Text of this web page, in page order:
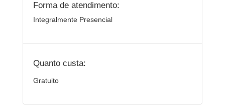
Forma de atendimento:
Integralmente Presencial
Quanto custa:
Gratuito